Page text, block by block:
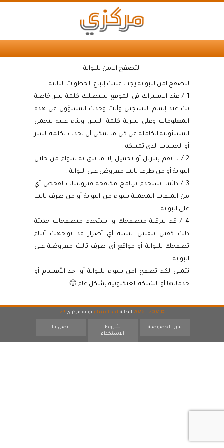
التصفح الامن للبوابة
لتصفح امن للبوابة يجب عليك إتباع الخطوات التالية :
1 / عند الاشتراك في الموقع ستصلك كلمة سر خاصة
بك عند إتمام التسجيل وأنت وحدك المسؤول عن هذه
المعلومات وعلى سرية كلمة السر، وبناء عليه تتحمل
المسئولية الكاملة عن كل ما يمكن أن يحدث لكلمة السر
أو الحساب الذي تمتلكه .
2 / لا تقم بتنزيل أو تحميل إلا ما تثق به سواء من خلال
البوابة أو من طرف ثالث معروض على البوابة .
3 / دائما استخدم برنامج مكافحة فيروسات لفحص أي
من الملفات المحملة سواء من البوابة أو من طرف ثالث
على البوابة .
4 / قم بترقية متصفحك و استخدم متصفحات حديثة
ذلك كفيل بتقليل نسبة أي أضرار قد تواجهك أثناء
تصفحك للبوابة أو مواقع أي طرف ثالث معروضة على
البوابة .
نتمنى لكم تصفح امن سواء للبوابة أو احد الأقسام أو
خدماتها أو الشبكة العنكبوتيه بشكل عام 🙂
© 2007 - 2026 البداية احد اقسام بوابة مركزي 29
بيان الخصوصية
شروط
الاستخدام
اتصل بنا